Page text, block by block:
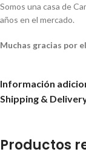
Somos una casa de
años en el mercado.
Muchas gracias por
Información
Shipping &
Productos